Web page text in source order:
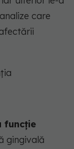
care
funcție
gingivală